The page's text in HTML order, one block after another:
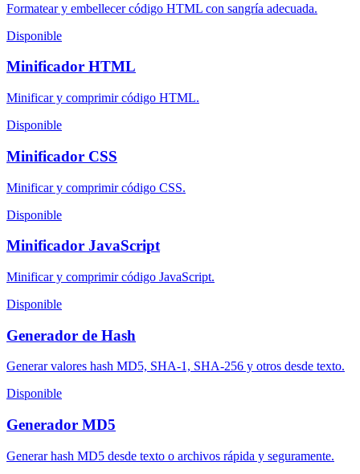
Formatear y embellecer código HTML con sangría adecuada.
Disponible
Minificador HTML
Minificar y comprimir código HTML.
Disponible
Minificador CSS
Minificar y comprimir código CSS.
Disponible
Minificador JavaScript
Minificar y comprimir código JavaScript.
Disponible
Generador de Hash
Generar valores hash MD5, SHA-1, SHA-256 y otros desde texto.
Disponible
Generador MD5
Generar hash MD5 desde texto o archivos rápida y seguramente.